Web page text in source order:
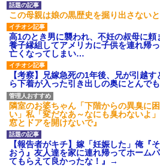
この母親は娘の黒歴史を掘り出さない
高1のとき男に襲われ、不妊の叔母に
養子縁組してアメリカに子供を連れ帰
亡くなってしまい…
【考察】兄嫁急死の1年後、兄が引越
ら下着が入った引き出しの奥にとんで
隣室のお婆ちゃん「下階からの異臭に
い」私「変だなあ～なにも臭わないよ
窓とドアを開けないで』
【報告者がキチ】嫁「妊娠した」俺『
おう』友人達を家に連れ帰ってホーム
てもらえて良かったな！』→